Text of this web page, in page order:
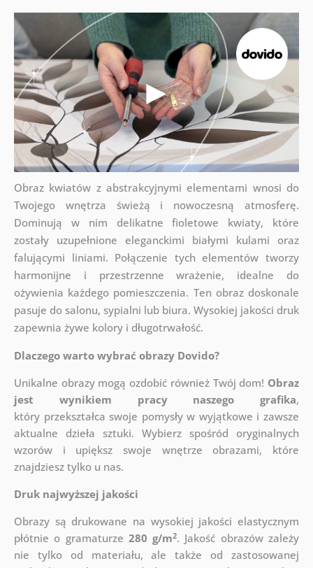
Obraz kwiatów z abstrakcyjnymi elementami wnosi do
Twojego wnętrza świeżą i nowoczesną atmosferę.
Dominują w nim delikatne fioletowe kwiaty, które
zostały uzupełnione eleganckimi białymi kulami oraz
falującymi liniami. Połączenie tych elementów tworzy
harmonijne i przestrzenne wrażenie, idealne do
ożywienia każdego pomieszczenia. Ten obraz doskonale
pasuje do salonu, sypialni lub biura. Wysokiej jakości druk
zapewnia żywe kolory i długotrwałość.
Dlaczego warto wybrać obrazy Dovido?
Unikalne obrazy mogą ozdobić również Twój dom! Obraz
jest wynikiem pracy naszego grafika,
który przekształca swoje pomysły w wyjątkowe i zawsze
aktualne dzieła sztuki. Wybierz spośród oryginalnych
wzorów i upiększ swoje wnętrze obrazami, które
znajdziesz tylko u nas.
Druk najwyższej jakości
Obrazy są drukowane na wysokiej jakości elastycznym
płótnie o gramaturze 280 g/m2. Jakość obrazów zależy
nie tylko od materiału, ale także od zastosowanej